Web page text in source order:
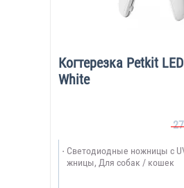
Когтерезка Petkit
White
Светодиодные ножницы с
жницы, Для собак / кошек